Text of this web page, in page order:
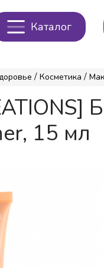
Каталог
/ Косметика /
15 мл